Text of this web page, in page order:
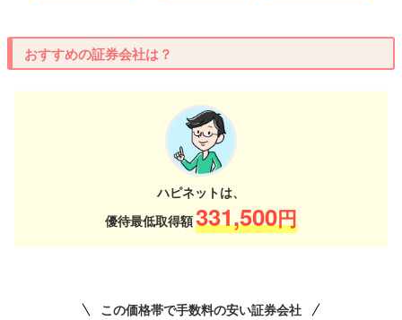
おすすめの証券会社は？
ハピネットは、
優待最低取得額331,500円
この価格帯で手数料の安い証券会社